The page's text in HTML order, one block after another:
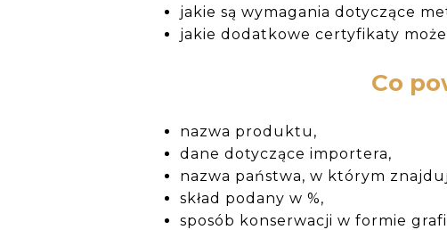
jakie są wymagania dotyczące
jakie dodatkowe certyfikaty
Co
nazwa produktu,
dane dotyczące importera,
nazwa państwa, w którym
skład podany w %,
sposób konserwacji w formie